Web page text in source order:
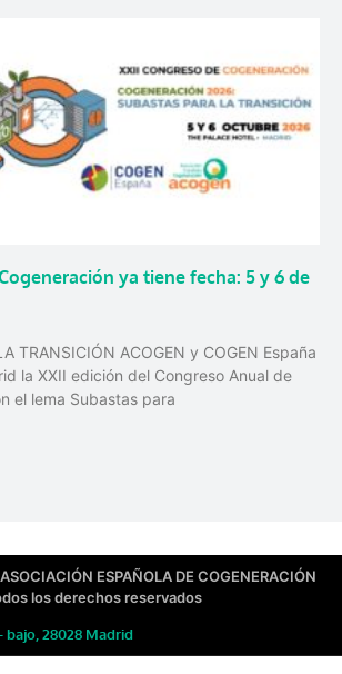
ya tiene fecha: 5 y 6 de
TRANSICIÓN ACOGEN y COGEN España
la XXII edición del Congreso Anual de
el lema Subastas para
ESPAÑOLA DE COGENERACIÓN
los derechos reservados
bajo, 28028 Madrid